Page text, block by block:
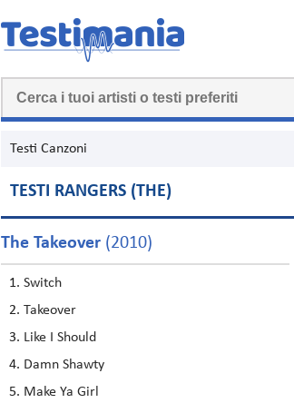
Testi Canzoni
TESTI RANGERS (THE)
The Takeover (2010)
Switch
Takeover
Like I Should
Damn Shawty
Make Ya Girl